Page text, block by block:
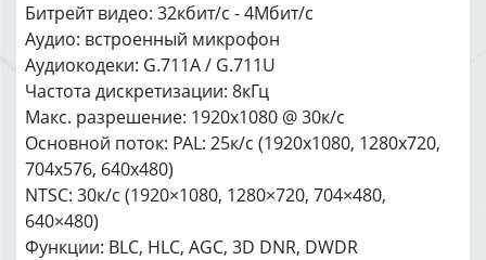
Битрейт видео: 32кбит/с - 4Мбит/с
Аудио: встроенный микрофон
Аудиокодеки: G.711A / G.711U
Частота дискретизации: 8кГц
Макс. разрешение: 1920x1080 @ 30к/с
Основной поток: PAL: 25к/с (1920x1080, 1280x720,
704x576, 640x480)
NTSC: 30к/с (1920×1080, 1280×720, 704×480,
640×480)
Функции: BLC, HLC, AGC, 3D DNR, DWDR